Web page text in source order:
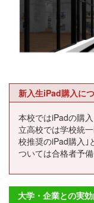
新入生iPad購入に
本校ではiPadの購
立高校では学校統
校推奨のiPad購入｣
ついては合格者予
大学・企業との実